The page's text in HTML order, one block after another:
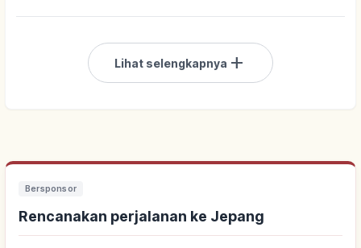
Lihat selengkapnya add
Bersponsor
Rencanakan perjalanan ke Jepang